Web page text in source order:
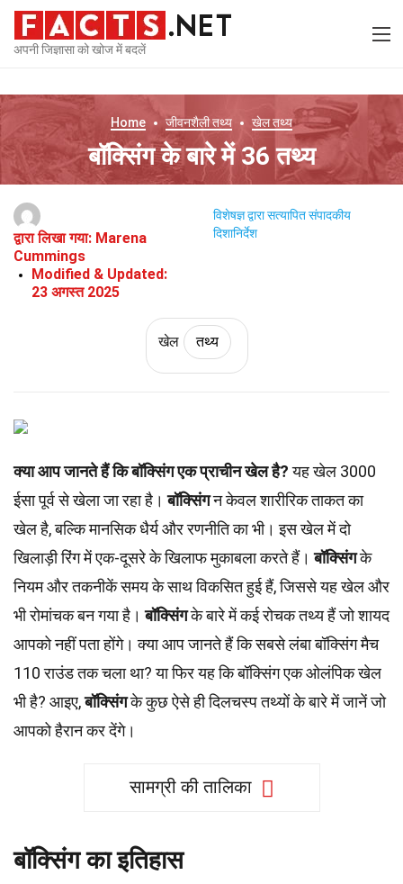
अपनी जिज्ञासा को खोज में बदलें
Home जीवनशैलीतथ्य खेलतथ्य
बॉक्सिंग के बारे में 36 तथ्य
द्वारा लिखा गया: Marena
Cummings
Modified & Updated:
23 अगस्त 2025
विशेषज्ञ द्वारा सत्यापितसंपादकीय
दिशानिर्देश
खेल तथ्य
क्या आप जानते हैं कि बॉक्सिंग एक प्राचीन खेल है?यह खेल 3000
ईसा पूर्व से खेला जा रहा है।बॉक्सिंगन केवल शारीरिक ताकत का
खेल है, बल्कि मानसिक धैर्य और रणनीति का भी। इस खेल में दो
खिलाड़ी रिंग में एक-दूसरे के खिलाफ मुकाबला करते हैं।बॉक्सिंगके
नियम और तकनीकें समय के साथ विकसित हुई हैं, जिससे यह खेल और
भी रोमांचक बन गया है।बॉक्सिंगके बारे में कई रोचक तथ्य हैं जो शायद
आपको नहीं पता होंगे। क्या आप जानते हैं कि सबसे लंबा बॉक्सिंग मैच
110 राउंड तक चला था? या फिर यह कि बॉक्सिंग एक ओलंपिक खेल
भी है? आइए,बॉक्सिंगके कुछ ऐसे ही दिलचस्प तथ्यों के बारे में जानें जो
आपको हैरान कर देंगे।
सामग्री की तालिका
बॉक्सिंग का इतिहास